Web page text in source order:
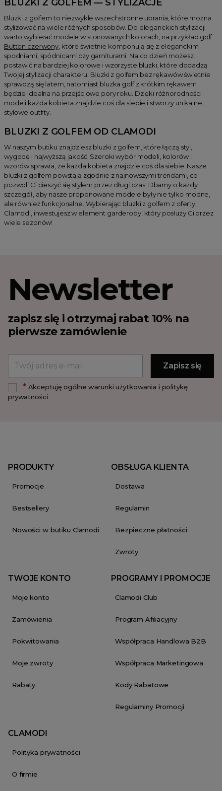
BLUZKI Z GOLFEM — STYLIZACJE
Bluzki z golfem to niezwykle wszechstronne ubrania, które można
stylizować na wiele różnych sposobów. Do eleganckich stylizacji
warto wybierać modele w stonowanych kolorach, na przykład golf
Button czerwony, które świetnie komponują się z eleganckimi
spodniami, spódnicami czy garniturami. Na co dzień możesz
postawić na bardziej kolorowe i wzorzyste bluzki, które dodadzą
Twojej stylizacji charakteru. Bluzki z golfem bez rękawów świetnie
sprawdzą się latem, natomiast bluzka golf z krótkim rękawem
będzie idealna na przejściowe pory roku. Dzięki różnorodności
modeli każda kobieta znajdzie coś dla siebie i stworzy unikalne,
stylowe outfity.
BLUZKI Z GOLFEM OD CLAMODI
W naszym butiku znajdziesz bluzki z golfem, które łączą styl,
wygodę i najwyższą jakość. Szeroki wybór modeli, kolorów i
wzorów sprawia, że każda kobieta znajdzie coś dla siebie. Nasze
bluzki z golfem powstają zgodnie z najnowszymi trendami, co
pozwoli Ci cieszyć się stylem przez długi czas. Dbamy o każdy
szczegół, aby nasze proponowane modele były nie tylko modne,
ale również funkcjonalne. Wybierając bluzki z golfem z oferty
Clamodi, inwestujesz w element garderoby, który posłuży Ci przez
wiele sezonów!
Newsletter
zapisz się i otrzymaj rabat 10% na
pierwsze zamówienie
*Akceptuję ogólne warunki użytkowania i politykę
prywatności
PRODUKTY
Promocje
Bestsellery
Nowości w butiku Clamodi
OBSŁUGA KLIENTA
Dostawa
Regulamin
Bezpieczne płatności
Zwroty
TWOJE KONTO
Moje konto
Zamówienia
Pokwitowania
Moje zwroty
Rabaty
PROGRAMY I PROMOCJE
Clamodi Club
Program Afiliacyjny
Współpraca Handlowa B2B
Współpraca Marketingowa
Kody Rabatowe
Regulaminy Promocji
CLAMODI
Polityka prywatności
O firmie